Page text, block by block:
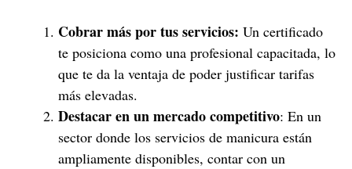
Cobrar más por tus servicios: Un certificado
te posiciona como una profesional capacitada, lo
que te da la ventaja de poder justificar tarifas
más elevadas.
Destacar en un mercado competitivo: En un
sector donde los servicios de manicura están
ampliamente disponibles, contar con un